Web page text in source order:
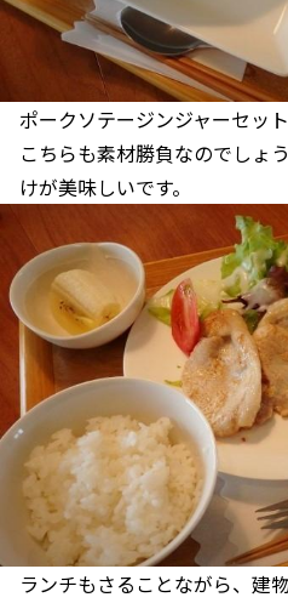
ポークソテージンジャーセット
こちらも素材勝負なのでしょ
けが美味しいです。
ランチもさることながら、建